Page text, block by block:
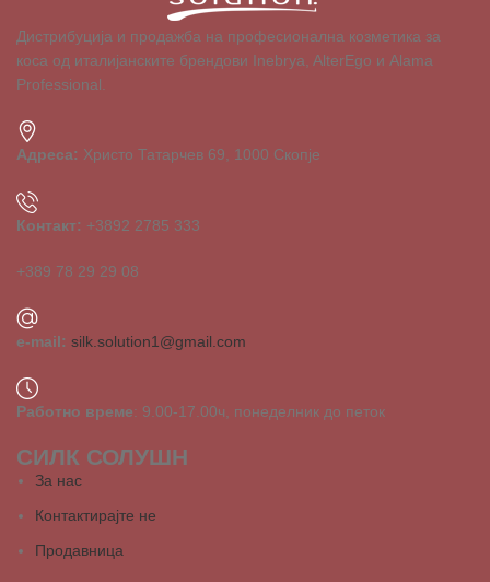
Дистрибуција и продажба на професионална козметика за
коса од италијанските брендови Inebrya, AlterEgo и Alama
Professional.
Адреса: Христо Татарчев 69, 1000 Скопје
Контакт: +3892 2785 333
+389 78 29 29 08
e-mail: silk.solution1@gmail.com
Работно време: 9.00-17.00ч, понеделник до петок
СИЛК СОЛУШН
За нас
Контактирајте не
Продавница